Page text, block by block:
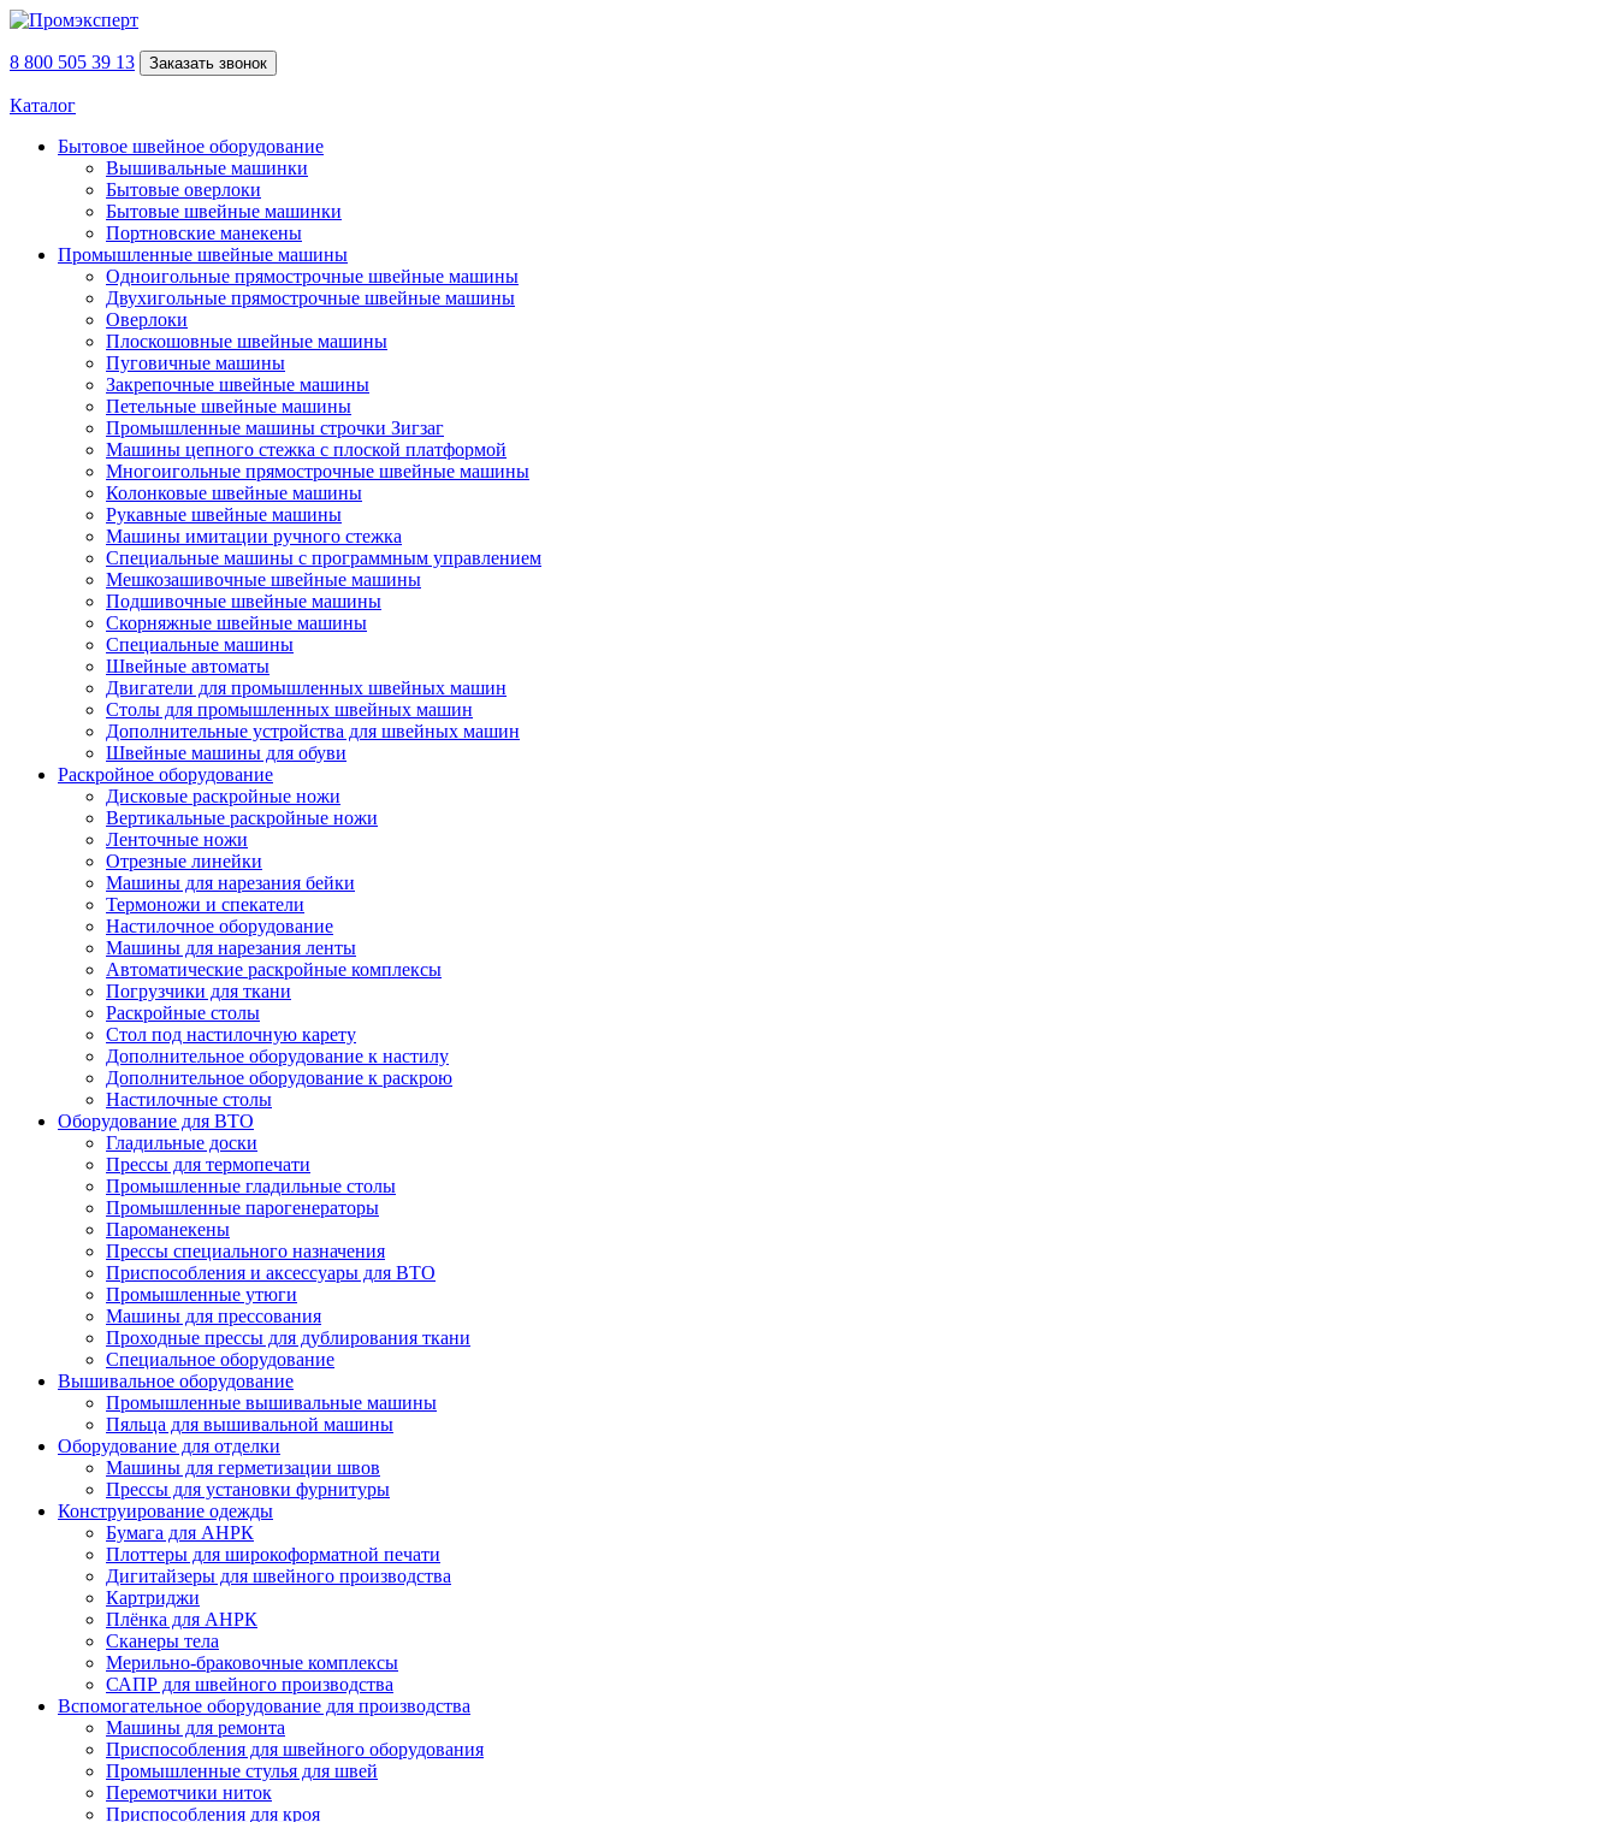
8 800 505 39 13 Заказать звонок
Каталог
Бытовое швейное оборудование
Вышивальные машинки
Бытовые оверлоки
Бытовые швейные машинки
Портновские манекены
Промышленные швейные машины
Одноигольные прямострочные швейные машины
Двухигольные прямострочные швейные машины
Оверлоки
Плоскошовные швейные машины
Пуговичные машины
Закрепочные швейные машины
Петельные швейные машины
Промышленные машины строчки Зигзаг
Машины цепного стежка с плоской платформой
Многоигольные прямострочные швейные машины
Колонковые швейные машины
Рукавные швейные машины
Машины имитации ручного стежка
Специальные машины с программным управлением
Мешкозашивочные швейные машины
Подшивочные швейные машины
Скорняжные швейные машины
Специальные машины
Швейные автоматы
Двигатели для промышленных швейных машин
Столы для промышленных швейных машин
Дополнительные устройства для швейных машин
Швейные машины для обуви
Раскройное оборудование
Дисковые раскройные ножи
Вертикальные раскройные ножи
Ленточные ножи
Отрезные линейки
Машины для нарезания бейки
Термоножи и спекатели
Настилочное оборудование
Машины для нарезания ленты
Автоматические раскройные комплексы
Погрузчики для ткани
Раскройные столы
Стол под настилочную карету
Дополнительное оборудование к настилу
Дополнительное оборудование к раскрою
Настилочные столы
Оборудование для ВТО
Гладильные доски
Прессы для термопечати
Промышленные гладильные столы
Промышленные парогенераторы
Пароманекены
Прессы специального назначения
Приспособления и аксессуары для ВТО
Промышленные утюги
Машины для прессования
Проходные прессы для дублирования ткани
Специальное оборудование
Вышивальное оборудование
Промышленные вышивальные машины
Пяльца для вышивальной машины
Оборудование для отделки
Машины для герметизации швов
Прессы для установки фурнитуры
Конструирование одежды
Бумага для АНРК
Плоттеры для широкоформатной печати
Дигитайзеры для швейного производства
Картриджи
Плёнка для АНРК
Сканеры тела
Мерильно-браковочные комплексы
САПР для швейного производства
Вспомогательное оборудование для производства
Машины для ремонта
Приспособления для швейного оборудования
Промышленные стулья для швей
Перемотчики ниток
Приспособления для кроя